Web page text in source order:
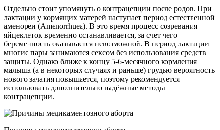
Отдельно стоит упомянуть о контрацепции после родов. При
лактации у кормящих матерей наступает период естественной
аменореи (Аmenorrhuea). В это время процесс созревания
яйцеклеток временно останавливается, за счет чего
беременность оказывается невозможной. В период лактации
многие пары занимаются сексом без использования средств
защиты. Однако ближе к концу 5-6-месячного кормления
малыша (а в некоторых случаях и раньше) грудью вероятность
нового зачатия повышается, поэтому рекомендуется
использовать дополнительно надёжные методы
контрацепции.